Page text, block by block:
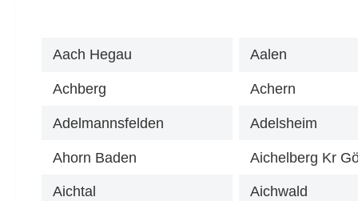
Aach Hegau Aalen
Achberg Achern
Adelmannsfelden Adelsheim
Ahorn Baden Aichelberg Kr
Aichtal Aichwald